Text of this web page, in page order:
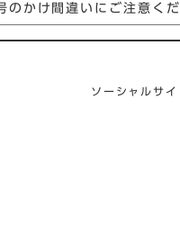
のかけ間違いにご注意くだ
ソーシャルサ